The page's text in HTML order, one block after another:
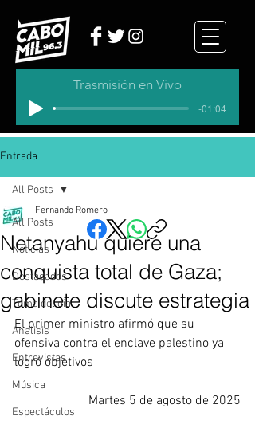
Trasmisión en Vivo
-01:04
Entrada
All Posts
Noticias
Destacados
Tema del dia
Analisis
Entrevistas
Música
Espectáculos
All Posts
Netanyahu quiere una
conquista total de Gaza;
gabinete discute estrategia
Fernando Romero
El primer ministro afirmó que su
ofensiva contra el enclave palestino ya
logró objetivos
Martes 5 de agosto de 2025